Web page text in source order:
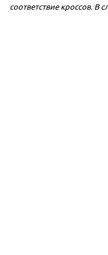
соответствие кроссов.